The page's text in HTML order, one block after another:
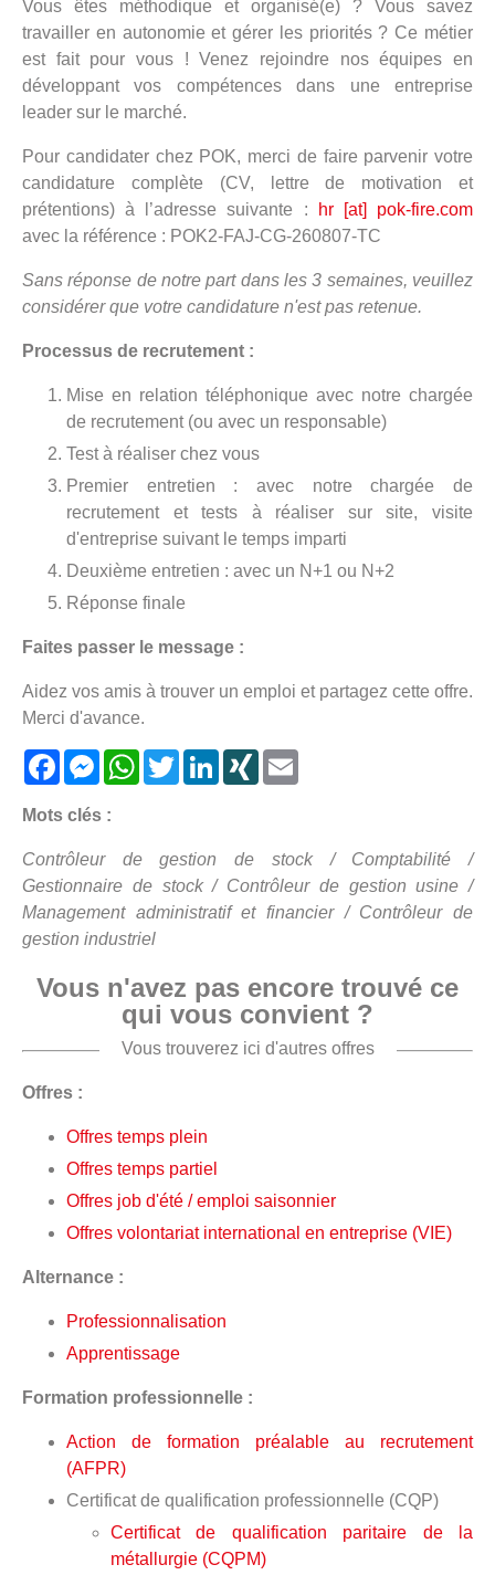
Vous êtes méthodique et organisé(e) ? Vous savez
travailler en autonomie et gérer les priorités ? Ce métier
est fait pour vous ! Venez rejoindre nos équipes en
développant vos compétences dans une entreprise
leader sur le marché.
Pour candidater chez POK, merci de faire parvenir votre
candidature complète (CV, lettre de motivation et
prétentions) à l’adresse suivante :
hr [at] pok-fire.com
avec la référence : POK2-FAJ-CG-260807-TC
Sans réponse de notre part dans les 3 semaines, veuillez
considérer que votre candidature n'est pas retenue.
Processus de recrutement :
Mise en relation téléphonique avec notre chargée
de recrutement (ou avec un responsable)
Test à réaliser chez vous
Premier entretien : avec notre chargée de
recrutement et tests à réaliser sur site, visite
d'entreprise suivant le temps imparti
Deuxième entretien : avec un N+1 ou N+2
Réponse finale
Faites passer le message :
Aidez vos amis à trouver un emploi et partagez cette offre.
Merci d'avance.
FacebookMessenger
WhatsApp
TwitterLinkedIn
XING
Mots clés :
Contrôleur de gestion de stock / Comptabilité /
Gestionnaire de stock / Contrôleur de gestion usine /
Management administratif et financier / Contrôleur de
gestion industriel
Vous n'avez pas encore trouvé ce
qui vous convient ?
Vous trouverez ici d'autres offres
Offres :
Offres temps plein
Offres temps partiel
Offres job d'été / emploi saisonnier
Offres volontariat international en entreprise (VIE)
Alternance :
Professionnalisation
Apprentissage
Formation professionnelle :
Action de formation préalable au recrutement
(AFPR)
Certificat de qualification professionnelle (CQP)
Certificat de qualification paritaire de la
métallurgie (CQPM)